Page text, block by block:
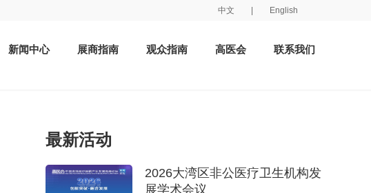
中文 English
新闻中心 展商指南 观众指南 高医会 联系我们
最新活动
2026大湾区非公医疗卫生机构发
展学术会议